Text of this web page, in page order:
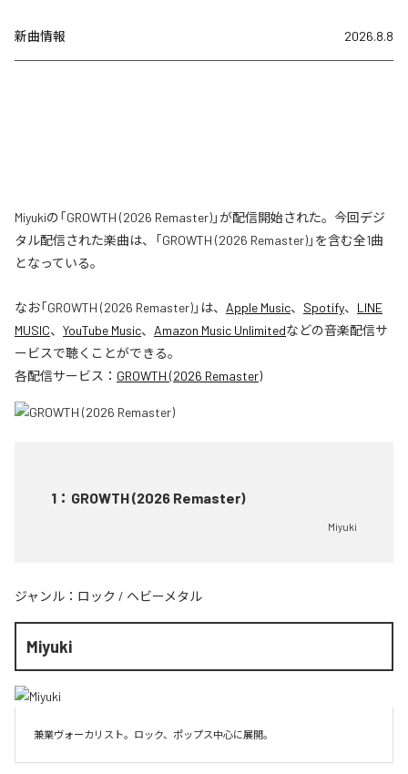
新曲情報 2026.8.8
Miyukiの「GROWTH (2026 Remaster)」が配信開始された。今回デジ
タル配信された楽曲は、「GROWTH (2026 Remaster)」を含む全1曲
となっている。
なお「GROWTH (2026 Remaster)」は、 Apple Music、 Spotify、 LINE
MUSIC、 YouTube Music、 Amazon Music Unlimitedなどの音楽配信サ
ービスで聴くことができる。
各配信サービス： GROWTH (2026 Remaster)
1 ： GROWTH (2026 Remaster)
Miyuki
ジャンル： ロック / ヘビーメタル
Miyuki
兼業ヴォーカリスト。ロック、ポップス中心に展開。